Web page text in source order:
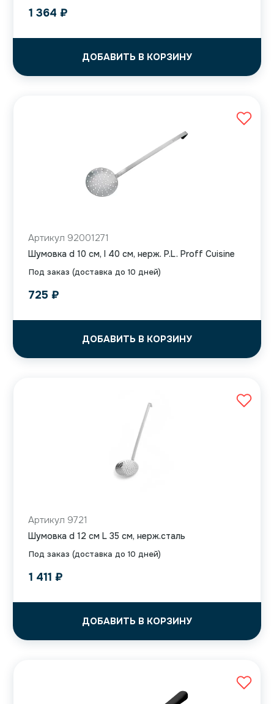
1 364 ₽
ДОБАВИТЬ В КОРЗИНУ
Под заказ (доставка до 10 дней)
Артикул 92001271
Шумовка d 10 см, l 40 см, нерж. P.L. Proff Cuisine
725 ₽
ДОБАВИТЬ В КОРЗИНУ
Под заказ (доставка до 10 дней)
Артикул 9721
Шумовка d 12 см L 35 см, нерж.сталь
1 411 ₽
ДОБАВИТЬ В КОРЗИНУ